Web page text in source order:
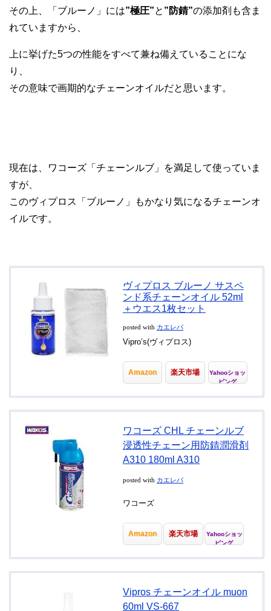
その上、「ブルーノ」には”極圧”と ”防錆”の添加剤も含ま
れていますから、
上に挙げた5つの性能をすべて兼ね備えていることにな
り、
その意味で画期的なチェーンオイルだと思います。
現在は、ワコーズ「チェーンルブ」を満足して使っていま
すが、
このヴィプロス「ブルーノ」もかなり気になるチェーンオ
イルです。
ヴィプロス ブルーノ サスペ
ンド系チェーンオイル 52ml
＋ウエス1枚セット
posted with カエレバ
Vipro’s(ヴィプロス)
Amazon 楽天市場
Yahooショッ
ピング
ワコーズ CHL チェーンルブ
浸透性チェーン用防錆潤滑剤
A310 180ml A310
posted with カエレバ
ワコーズ
Amazon 楽天市場
Yahooショッ
ピング
Vipros チェーンオイル muon
60ml VS-667